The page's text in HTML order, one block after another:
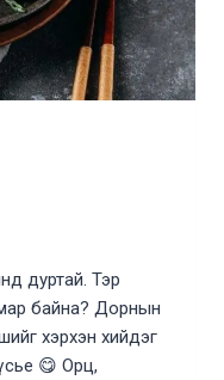
дуртай. Тэр
байна? Дорнын
хэрхэн хийдэг
😋 Орц,